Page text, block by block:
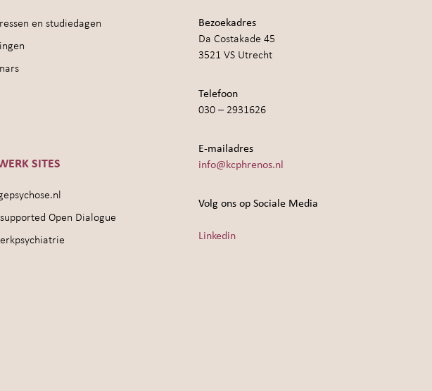
en studiedagen
SITES
Open Dialogue
Bezoekadres
Da Costakade 45
3521 VS Utrecht
Telefoon
030 – 2931626
E-mailadres
info@kcphrenos.nl
Volg ons op Sociale Media
Linkedin